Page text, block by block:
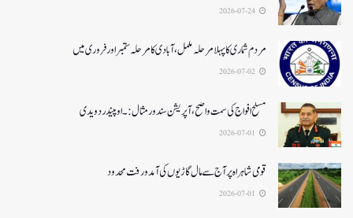
مردم شماری کا پہلا مرحلہ مکمل،آبادی کا مرحلہ ستمبر اور فروری میں
مسلح افواج کی سمت واضح، آپریشن سندورمثال:۔ اوپیندر دویدی
قومی شاہراہ پر آج سے مال گاڑیوں کی آمدورفت محدود